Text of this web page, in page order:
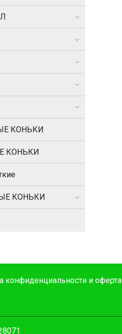
КОНЬКИ
КОНЬКИ
КОНЬКИ
конфиденциальности и оферта